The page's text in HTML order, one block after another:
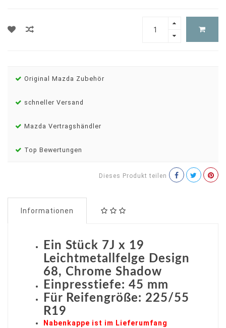
Original Mazda Zubehör
schneller Versand
Mazda Vertragshändler
Top Bewertungen
Dieses Produkt teilen
Informationen
Ein Stück 7J x 19
Leichtmetallfelge Design
68, Chrome Shadow
Einpresstiefe: 45 mm
Für Reifengröße: 225/55
R19
Nabenkappe ist im Lieferumfang